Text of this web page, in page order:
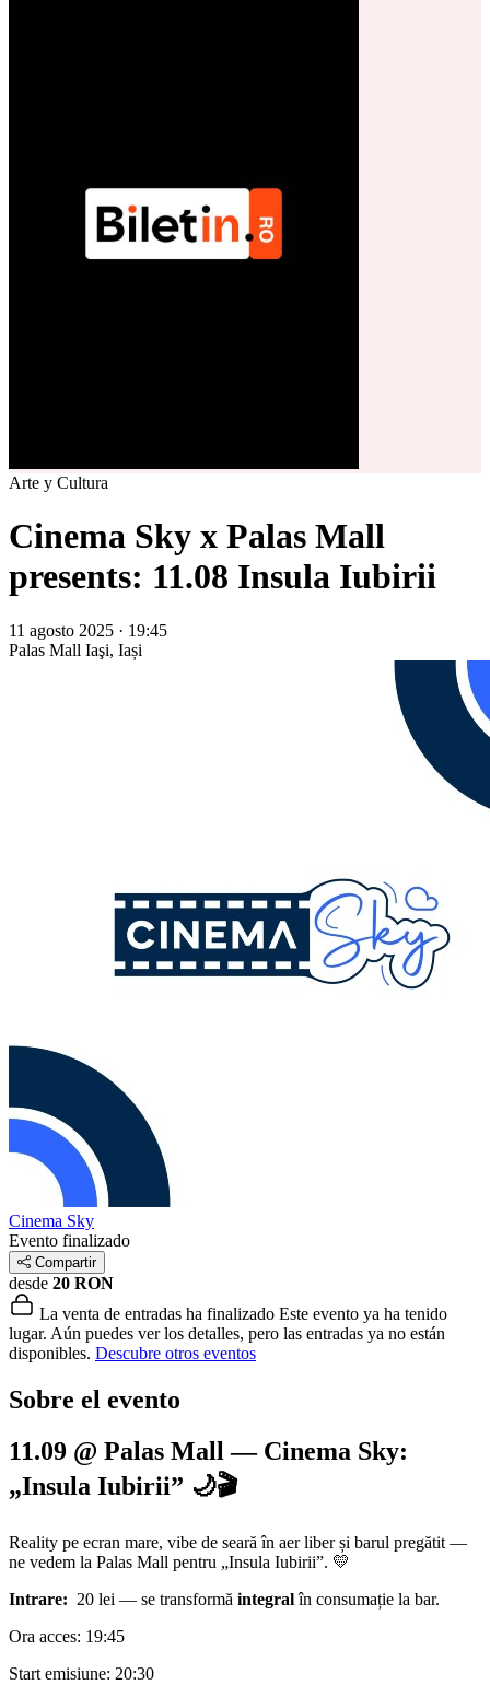
Arte y Cultura
Cinema Sky x Palas Mall
presents: 11.08 Insula Iubirii
11 agosto 2025 · 19:45
Palas Mall Iaşi, Iași
Cinema Sky
Evento finalizado
Compartir
desde 20 RON
La venta de entradas ha finalizado Este evento ya ha tenido
lugar. Aún puedes ver los detalles, pero las entradas ya no están
disponibles. Descubre otros eventos
Sobre el evento
11.09 @ Palas Mall — Cinema Sky:
„Insula Iubirii” 🌙🎬
Reality pe ecran mare, vibe de seară în aer liber și barul pregătit —
ne vedem la Palas Mall pentru „Insula Iubirii”. 💛
Intrare: 20 lei — se transformă integralîn consumație la bar.
Ora acces: 19:45
Start emisiune: 20:30